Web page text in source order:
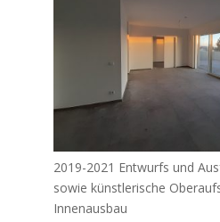
2019-2021 Entwurfs und
sowie künstlerische
Innenausbau